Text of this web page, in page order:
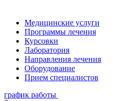
Медицинские услуги
Программы лечения
Курсовки
Лаборатория
Направления лечения
Оборудование
Прием специалистов
график работы